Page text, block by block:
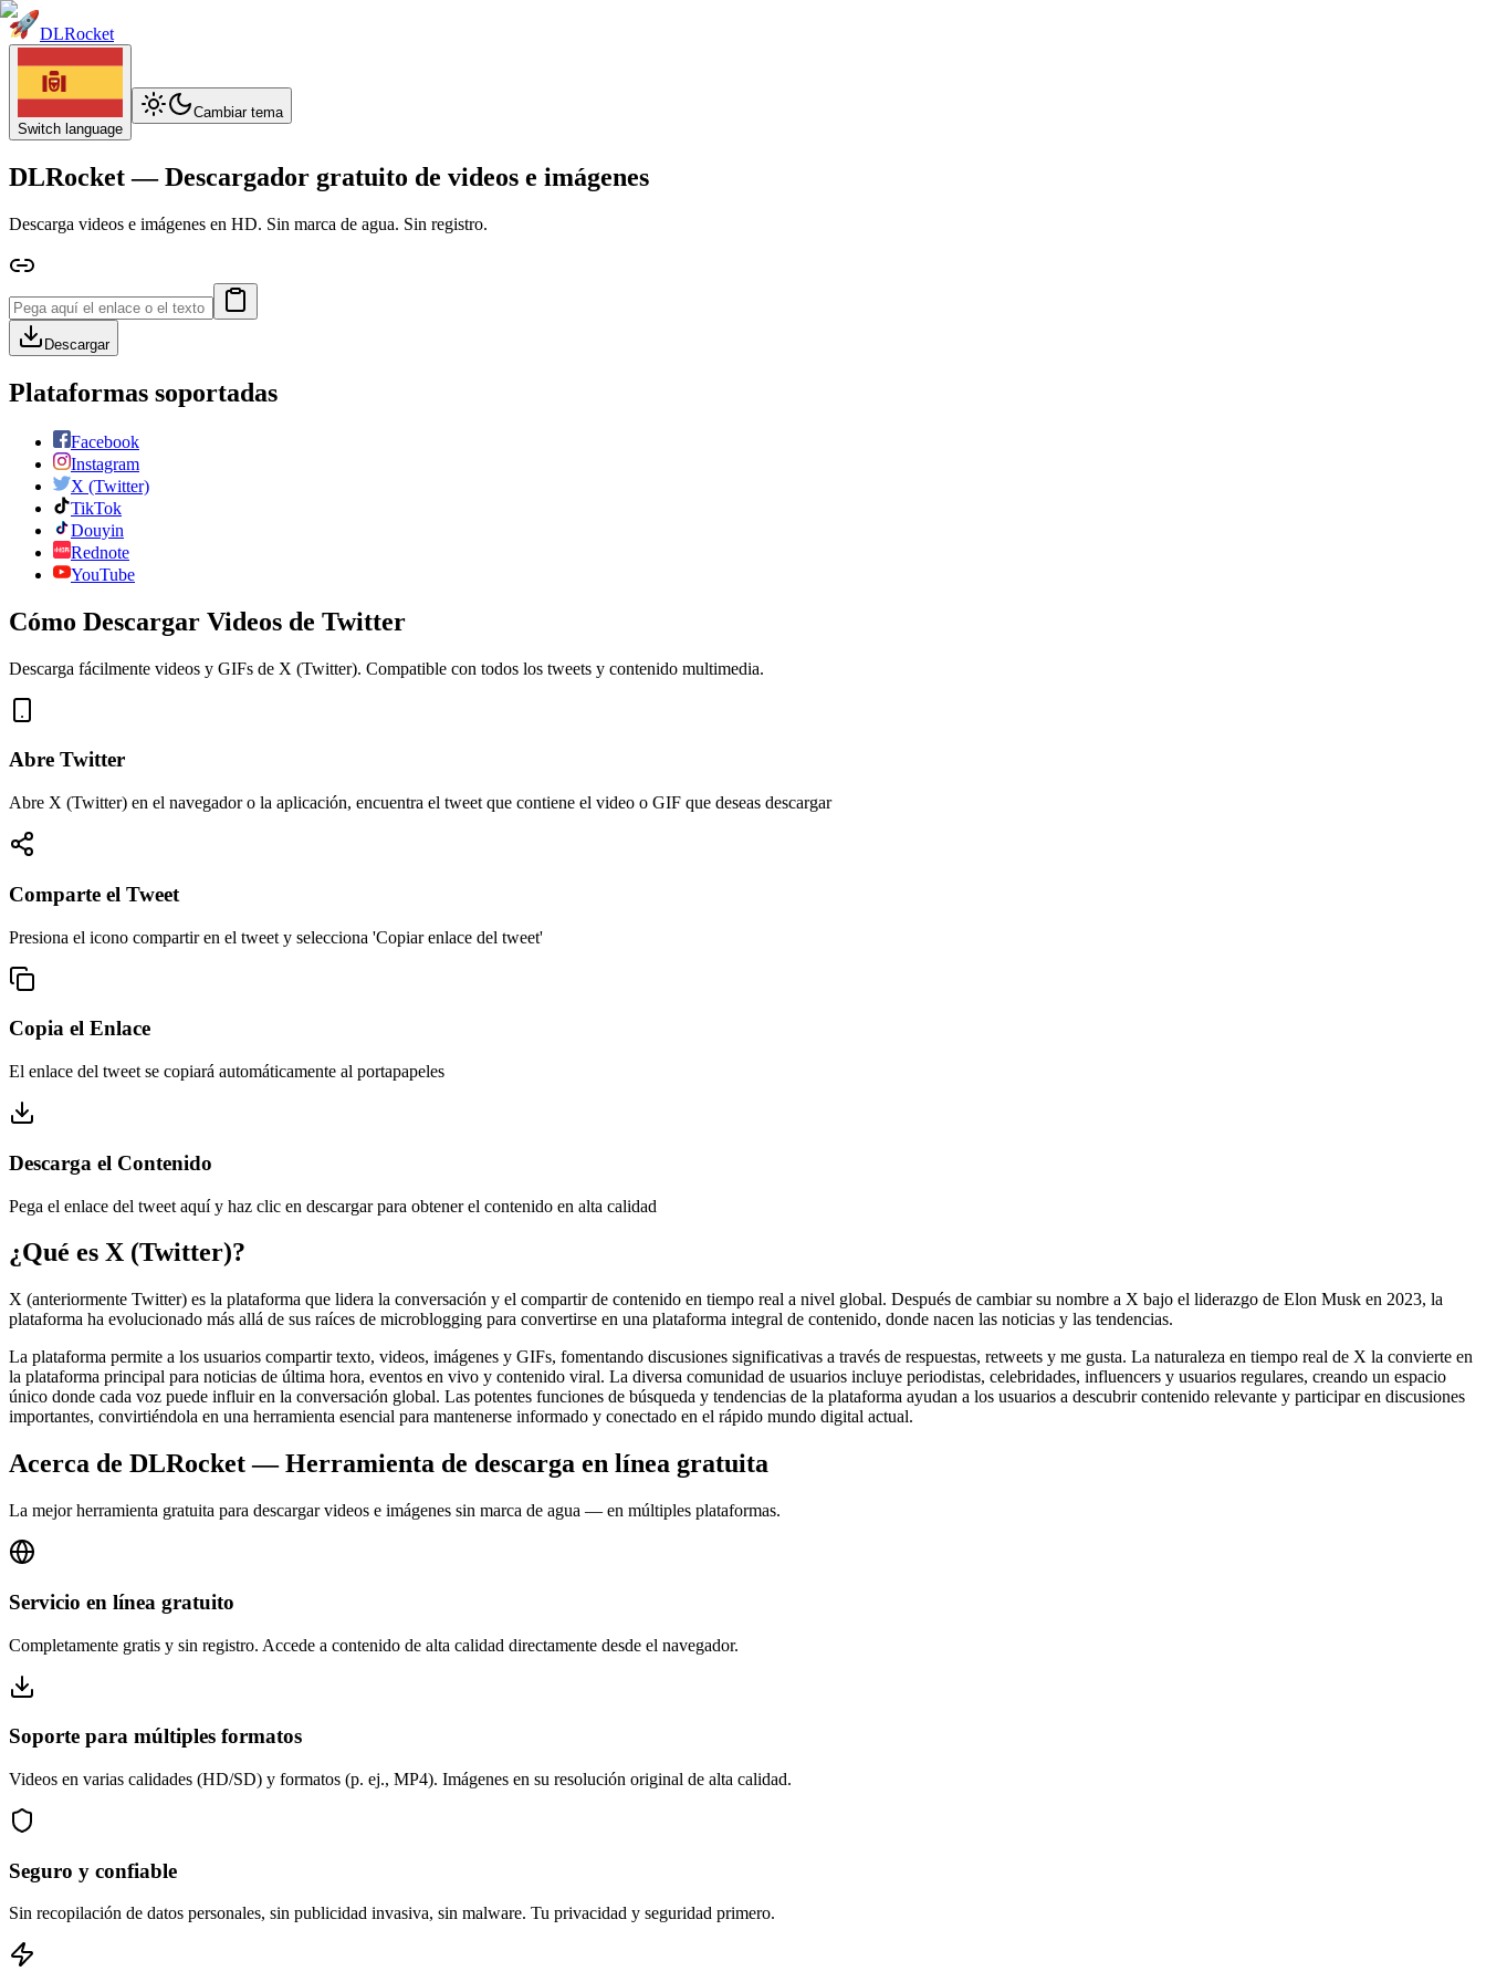
DLRocket
Switch language
Cambiar tema
DLRocket — Descargador gratuito de videos e imágenes
Descarga videos e imágenes en HD. Sin marca de agua. Sin registro.
Descargar
Plataformas soportadas
Facebook
Instagram
X (Twitter)
TikTok
Douyin
Rednote
YouTube
Cómo Descargar Videos de Twitter
Descarga fácilmente videos y GIFs de X (Twitter). Compatible con todos los tweets y contenido multimedia.
Abre Twitter
Abre X (Twitter) en el navegador o la aplicación, encuentra el tweet que contiene el video o GIF que deseas descargar
Comparte el Tweet
Presiona el icono compartir en el tweet y selecciona 'Copiar enlace del tweet'
Copia el Enlace
El enlace del tweet se copiará automáticamente al portapapeles
Descarga el Contenido
Pega el enlace del tweet aquí y haz clic en descargar para obtener el contenido en alta calidad
¿Qué es X (Twitter)?
X (anteriormente Twitter) es la plataforma que lidera la conversación y el compartir de contenido en tiempo real a nivel global. Después de cambiar su nombre a X bajo el liderazgo de Elon Musk en 2023, la
plataforma ha evolucionado más allá de sus raíces de microblogging para convertirse en una plataforma integral de contenido, donde nacen las noticias y las tendencias.
La plataforma permite a los usuarios compartir texto, videos, imágenes y GIFs, fomentando discusiones significativas a través de respuestas, retweets y me gusta. La naturaleza en tiempo real de X la convierte en
la plataforma principal para noticias de última hora, eventos en vivo y contenido viral. La diversa comunidad de usuarios incluye periodistas, celebridades, influencers y usuarios regulares, creando un espacio
único donde cada voz puede influir en la conversación global. Las potentes funciones de búsqueda y tendencias de la plataforma ayudan a los usuarios a descubrir contenido relevante y participar en discusiones
importantes, convirtiéndola en una herramienta esencial para mantenerse informado y conectado en el rápido mundo digital actual.
Acerca de DLRocket — Herramienta de descarga en línea gratuita
La mejor herramienta gratuita para descargar videos e imágenes sin marca de agua — en múltiples plataformas.
Servicio en línea gratuito
Completamente gratis y sin registro. Accede a contenido de alta calidad directamente desde el navegador.
Soporte para múltiples formatos
Videos en varias calidades (HD/SD) y formatos (p. ej., MP4). Imágenes en su resolución original de alta calidad.
Seguro y confiable
Sin recopilación de datos personales, sin publicidad invasiva, sin malware. Tu privacidad y seguridad primero.